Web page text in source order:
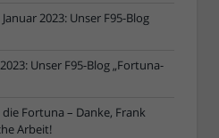
2023: Unser F95-Blog
Unser F95-Blog „Fortuna-
Fortuna – Danke, Frank
Arbeit!